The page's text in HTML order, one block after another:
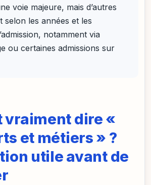
voie majeure, mais d’autres
selon les années et les
notamment via
ou certaines admissions sur
vraiment dire «
et métiers » ?
utile avant de